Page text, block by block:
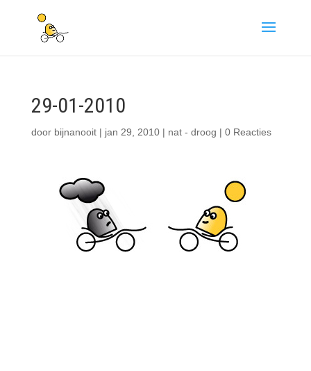
29-01-2010
door bijnanooit| jan 29, 2010| nat - droog | 0 Reacties